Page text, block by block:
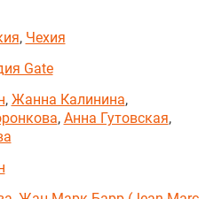
, Чехия
Gate
, Жанна Калинина,
, Анна Гутовская,